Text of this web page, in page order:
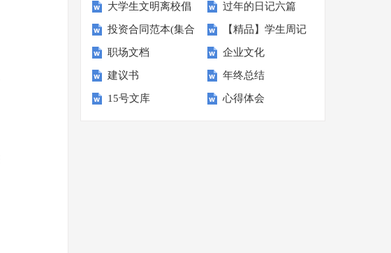
信
大学生文明离校倡
议书范文汇编六篇
过年的日记六篇
投资合同范本(集合
15篇)
【精品】学生周记
锦集9篇
职场文档 企业文化
建议书 年终总结
15号文库 心得体会